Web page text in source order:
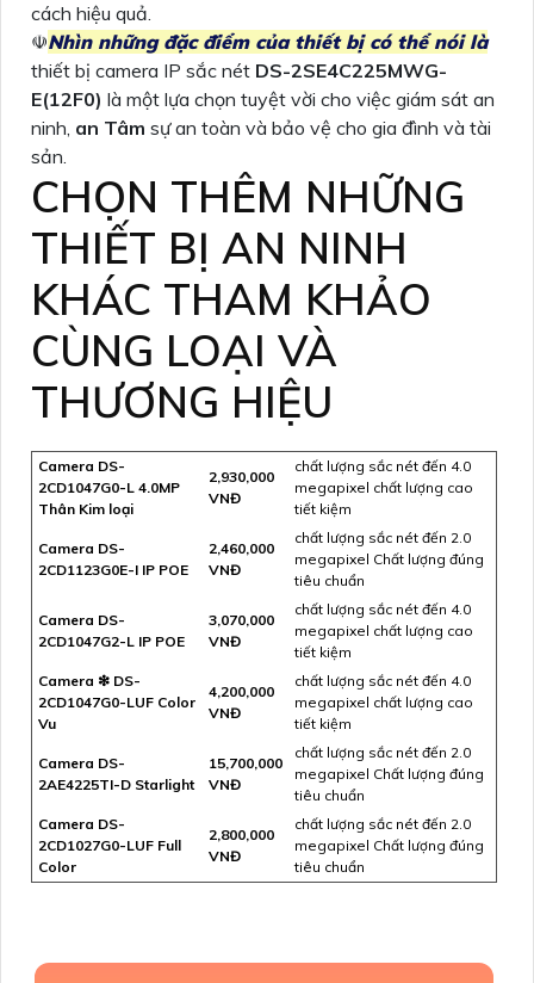
cách hiệu quả.
☫Nhìn những đặc điểm của thiết bị có thể nói là
thiết bị camera IP sắc nét DS-2SE4C225MWG-
E(12F0) là một lựa chọn tuyệt vời cho việc giám sát an
ninh, an Tâm sự an toàn và bảo vệ cho gia đình và tài
sản.
CHỌN THÊM NHỮNG
THIẾT BỊ AN NINH
KHÁC THAM KHẢO
CÙNG LOẠI VÀ
THƯƠNG HIỆU
Camera DS-
2CD1047G0-L 4.0MP
Thân Kim loại
2,930,000
VNĐ
chất lượng sắc nét đến 4.0
megapixel chất lượng cao
tiết kiệm
Camera DS-
2CD1123G0E-I IP POE
2,460,000
VNĐ
chất lượng sắc nét đến 2.0
megapixel Chất lượng đúng
tiêu chuẩn
Camera DS-
2CD1047G2-L IP POE
3,070,000
VNĐ
chất lượng sắc nét đến 4.0
megapixel chất lượng cao
tiết kiệm
Camera ❇ DS-
2CD1047G0-LUF Color
Vu
4,200,000
VNĐ
chất lượng sắc nét đến 4.0
megapixel chất lượng cao
tiết kiệm
Camera DS-
2AE4225TI-D Starlight
15,700,000
VNĐ
chất lượng sắc nét đến 2.0
megapixel Chất lượng đúng
tiêu chuẩn
Camera DS-
2CD1027G0-LUF Full
Color
2,800,000
VNĐ
chất lượng sắc nét đến 2.0
megapixel Chất lượng đúng
tiêu chuẩn